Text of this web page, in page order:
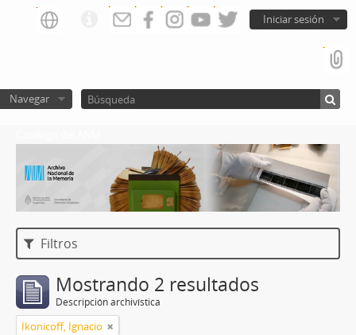
Iniciar sesión
Navegar
Filtros
Mostrando 2 resultados
Descripción archivística
Ikonicoff, Ignacio